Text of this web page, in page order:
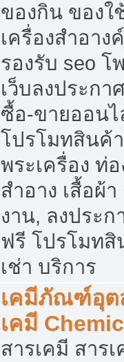
ของกิน ของใ
เครื่องสำอา
รองรับ seo โ
เว็บลงประก
ซื้อ-ขายออน
โปรโมทสินค้
พระเครื่อง ท่อ
สำอาง เสื้อผ้
งาน, ลงประ
ฟรี โปรโมท
เช่า บริการ
เคมีภัณฑ์อุต
เคมี
สารเคมี สาร